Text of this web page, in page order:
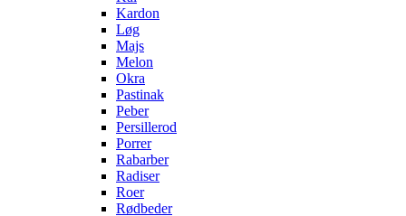
Kardon
Løg
Majs
Melon
Okra
Pastinak
Peber
Persillerod
Porrer
Rabarber
Radiser
Roer
Rødbeder